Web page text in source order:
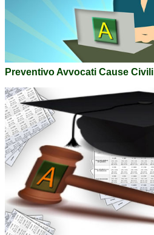
Preventivo Avvocati Cause Civili